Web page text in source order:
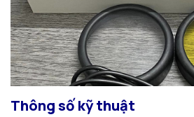
Thông số kỹ thuật